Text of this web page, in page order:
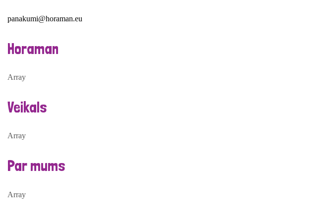
panakumi@horaman.eu
Horaman
Array
Veikals
Array
Par mums
Array